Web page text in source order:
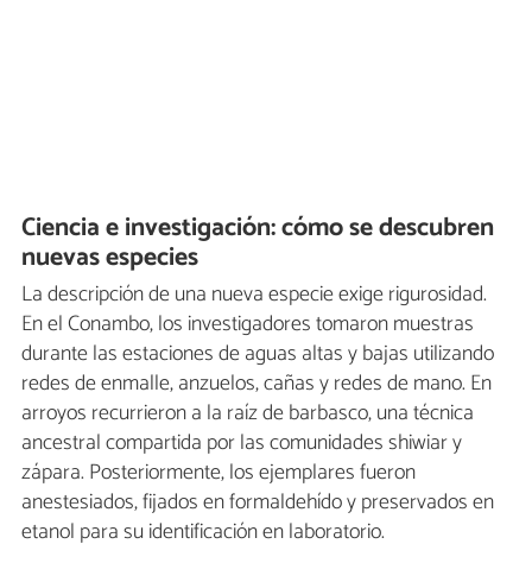
Ciencia e investigación: cómo se descubren
nuevas especies
La descripción de una nueva especie exige rigurosidad.
En el Conambo, los investigadores tomaron muestras
durante las estaciones de aguas altas y bajas utilizando
redes de enmalle, anzuelos, cañas y redes de mano. En
arroyos recurrieron a la raíz de barbasco, una técnica
ancestral compartida por las comunidades shiwiar y
zápara. Posteriormente, los ejemplares fueron
anestesiados, fijados en formaldehído y preservados en
etanol para su identificación en laboratorio.